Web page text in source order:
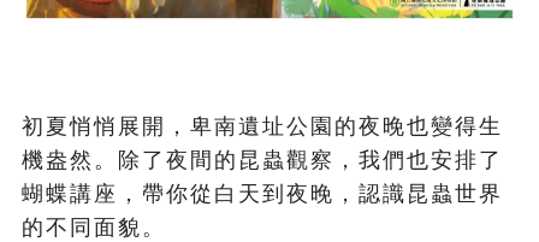
初夏悄悄展開，卑南遺址公園的夜晚也變得生
機盎然。除了夜間的昆蟲觀察，我們也安排了
蝴蝶講座，帶你從白天到夜晚，認識昆蟲世界
的不同面貌。